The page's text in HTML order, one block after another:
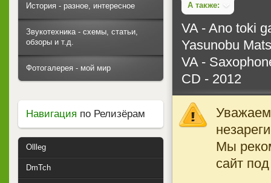
А также:
VA - Ano toki
Yasunobu
VA -
CD - 2012
Мы
сайт
История - разное, интересное
Звукотехника - схемы, статьи,
обзоры и т.д.
Фотогалерея - мой мир
Навигация по Релизёрам
Ollleg
DmTch